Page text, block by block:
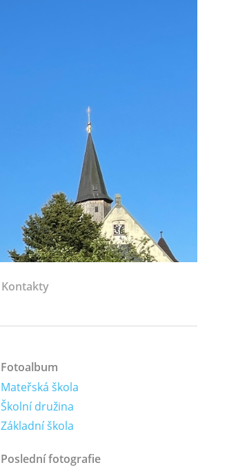
Kontakty
Fotoalbum
Mateřská škola
Školní družina
Základní škola
Poslední fotografie